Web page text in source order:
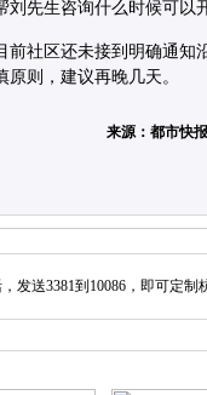
先生咨询什么时候可以
前社区还未接到明确通
则，建议再晚几天。
来源：都市快
发送3381到10086，即可定制